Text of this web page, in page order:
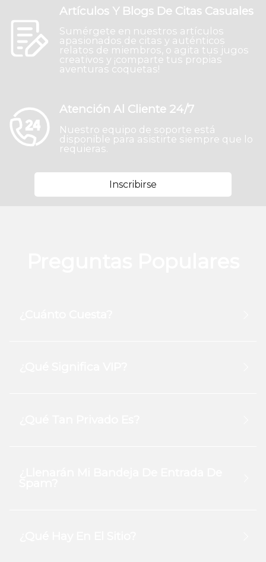
Artículos Y Blogs De Citas Casuales
Sumérgete en nuestros artículos
apasionados de citas y auténticos
relatos de miembros, o agita tus jugos
creativos y ¡comparte tus propias
aventuras coquetas!
Atención Al Cliente 24/7
Nuestro equipo de soporte está
disponible para asistirte siempre que lo
requieras.
Inscribirse